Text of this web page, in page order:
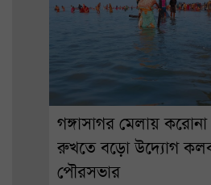
গঙ্গাসাগর মেলায়
রুখতে বড়ো উদ্যোগ
পৌরসভার